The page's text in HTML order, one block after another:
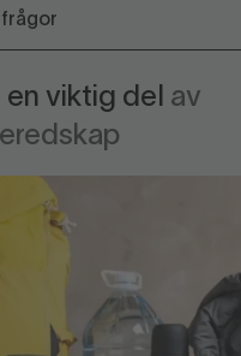
en viktig del av